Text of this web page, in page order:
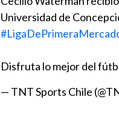
Universidad de
Disfruta lo mejor del
— TNT Sports Chile